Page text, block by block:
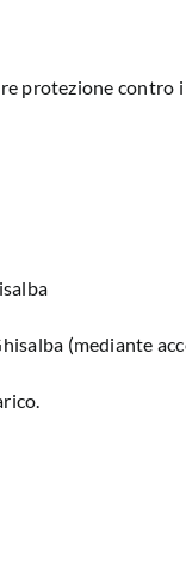
protezione contro
(mediante